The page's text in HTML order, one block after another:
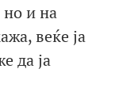
но и на
веќе ја
да ја